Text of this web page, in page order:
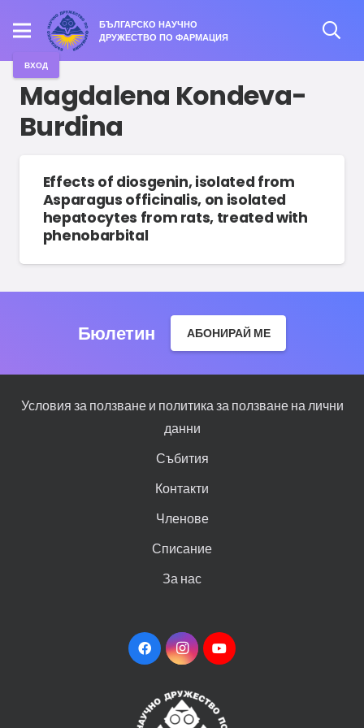
БЪЛГАРСКО НАУЧНО
ДРУЖЕСТВО ПО ФАРМАЦИЯ
ВХОД
Magdalena Kondeva-
Burdina
Effects of diosgenin, isolated from
Asparagus officinalis, on isolated
hepatocytes from rats, treated with
phenobarbital
Бюлетин АБОНИРАЙ МЕ
Условия за ползване и политика за ползване на лични
данни
Събития
Контакти
Членове
Списание
За нас